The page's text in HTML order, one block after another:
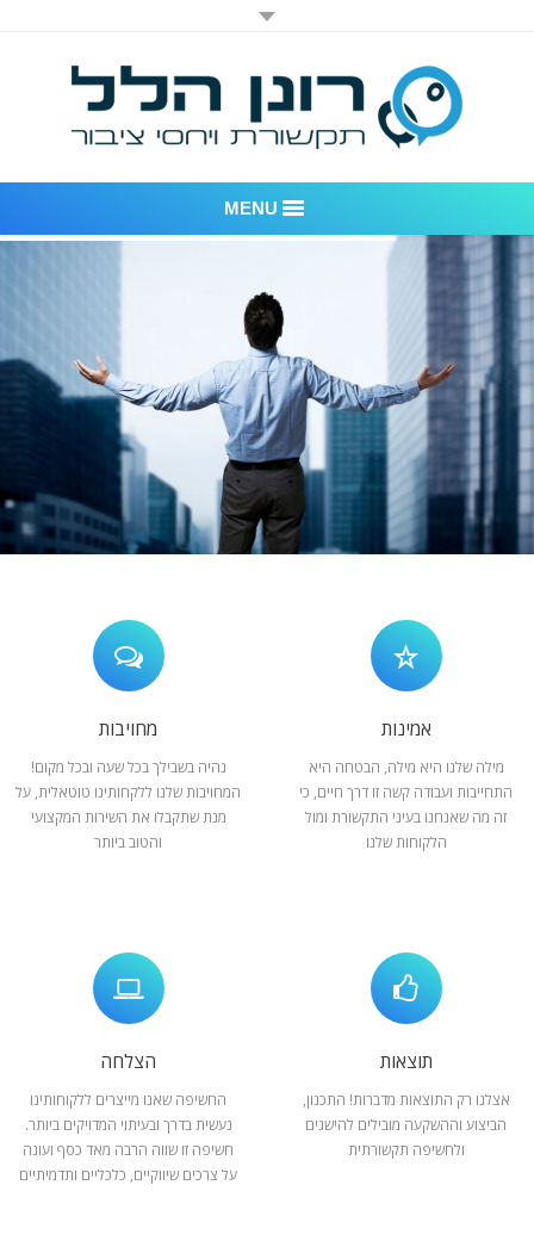
MENU
דוגמאות לעבודות שביצענו
לקוחות – משרד יחסי ציבור רונן הלל
חדר חדשות
המלצות
צור קשר
אמינות
מילה שלנו היא מילה, הבטחה היא
התחייבות ועבודה קשה זו דרך חיים, כי
זה מה שאנחנו בעיני התקשורת ומול
הלקוחות שלנו
מחויבות
נהיה בשבילך בכל שעה ובכל מקום!
המחויבות שלנו ללקחותינו טוטאלית, על
מנת שתקבלו את השירות המקצועי
והטוב ביותר
תוצאות
אצלנו רק התוצאות מדברות! התכנון,
הביצוע וההשקעה מובילים להישגים
ולחשיפה תקשורתית
הצלחה
החשיפה שאנו מייצרים ללקוחותינו
נעשית בדרך ובעיתוי המדויקים ביותר.
חשיפה זו שווה הרבה מאד כסף ועונה
על צרכים שיווקיים, כלכליים ותדמיתיים